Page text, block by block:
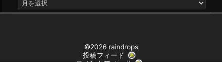
ー
©2026 raindrops
投稿フィード
コメントフィード